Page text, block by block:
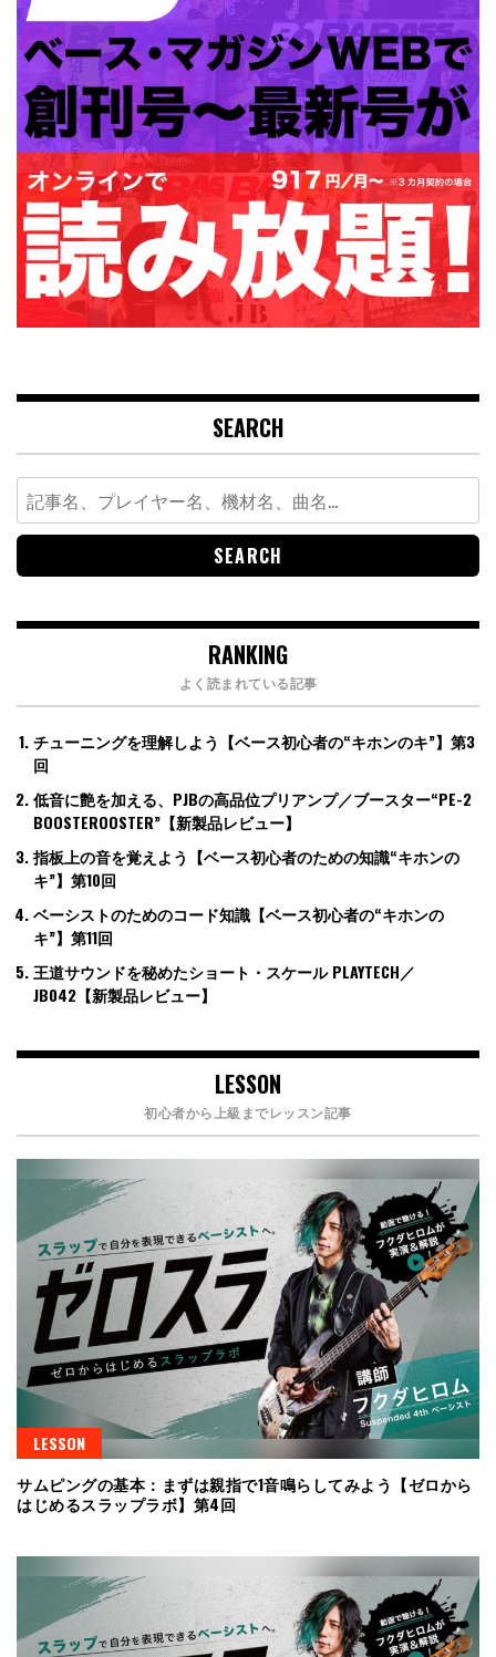
SEARCH
Search
for:
RANKING
よく読まれている記事
チューニングを理解しよう【ベース初心者の“キホンのキ”】第3
回
低音に艶を加える、PJBの高品位プリアンプ／ブースター“PE-2
BOOSTEROOSTER”【新製品レビュー】
指板上の音を覚えよう【ベース初心者のための知識“キホンの
キ”】第10回
ベーシストのためのコード知識【ベース初心者の“キホンの
キ”】第11回
王道サウンドを秘めたショート・スケール PLAYTECH／
JB042【新製品レビュー】
LESSON
初心者から上級までレッスン記事
LESSON
サムピングの基本：まずは親指で1音鳴らしてみよう【ゼロから
はじめるスラップラボ】第4回